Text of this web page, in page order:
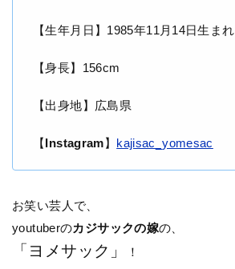
【生年月日】1985年11月14日生まれ
【身長】156cm
【出身地】広島県
【Instagram】 kajisac_yomesac
お笑い芸人で、
youtuberのカジサックの嫁の、
「ヨメサック」 ！